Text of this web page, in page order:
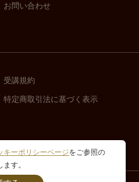
お問い合わせ
受講規約
特定商取引法に基づく表示
キーポリシーページをご参照の
す。